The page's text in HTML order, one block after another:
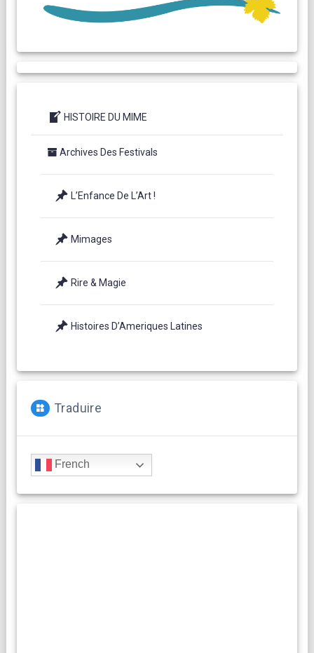
HISTOIRE DU MIME
Archives Des Festivals
L’Enfance De L’Art !
Mimages
Rire & Magie
Histoires D’Ameriques Latines
Traduire
French